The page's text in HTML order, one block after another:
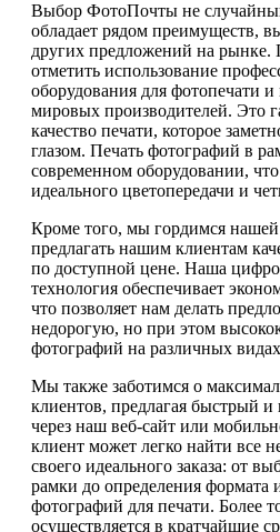
Выбор ФотоПочты не
обладает рядом преимуществ,
других предложений на рынке.
отметить использование
оборудования для фотопечати
мировых производителей. Это
качество печати, которое
глазом. Печать фотографий в
современном оборудовании, что
идеального цветопередачи и
Кроме того, мы гордимся
предлагать нашим клиентам
по доступной цене. Наша
технология обеспечивает
что позволяет нам делать
недорогую, но при этом
фотографий на различных
Мы также заботимся о
клиентов, предлагая быстрый и
через наш веб-сайт или
клиент может легко найти все
своего идеального заказа: от
рамки до определения формата
фотографий для печати. Более
осуществляется в кратчайшие